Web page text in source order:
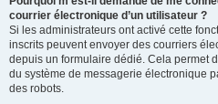
courrier électronique d’un utilisateur ?
Si les administrateurs ont activé cette
inscrits peuvent envoyer des courriers
depuis un formulaire dédié. Cela permet
du système de messagerie électronique
des robots.